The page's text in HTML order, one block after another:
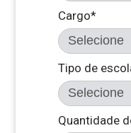
Cargo*
Tipo de
Quantidade